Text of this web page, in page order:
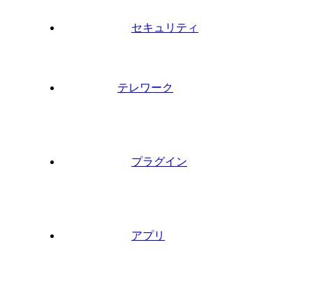
セキュリティ
テレワーク
プラグイン
アプリ